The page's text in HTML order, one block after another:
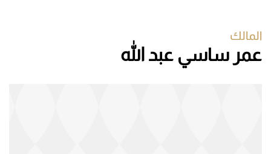
المالك
عمر ساسي عبد الله